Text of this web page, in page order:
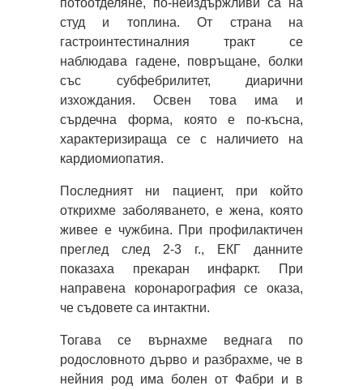
студ и топлина. От страна на
гастроинтестиналния тракт се
наблюдава гадене, повръщане, болки
със субфебрилитет, диарични
изхождания. Освен това има и
сърдечна форма, която е по-късна,
характеризираща се с наличието на
кардиомиопатия.
Последният ни пациент, при който
открихме заболяването, е жена, която
живее е чужбина. При профилактичен
преглед след 2-3 г., ЕКГ данните
показаха прекаран инфаркт. При
направена коронарография се оказа,
че съдовете са интактни.
Тогава се върнахме веднага по
родословното дърво и разбрахме, че в
нейния род има болен от Фабри и в